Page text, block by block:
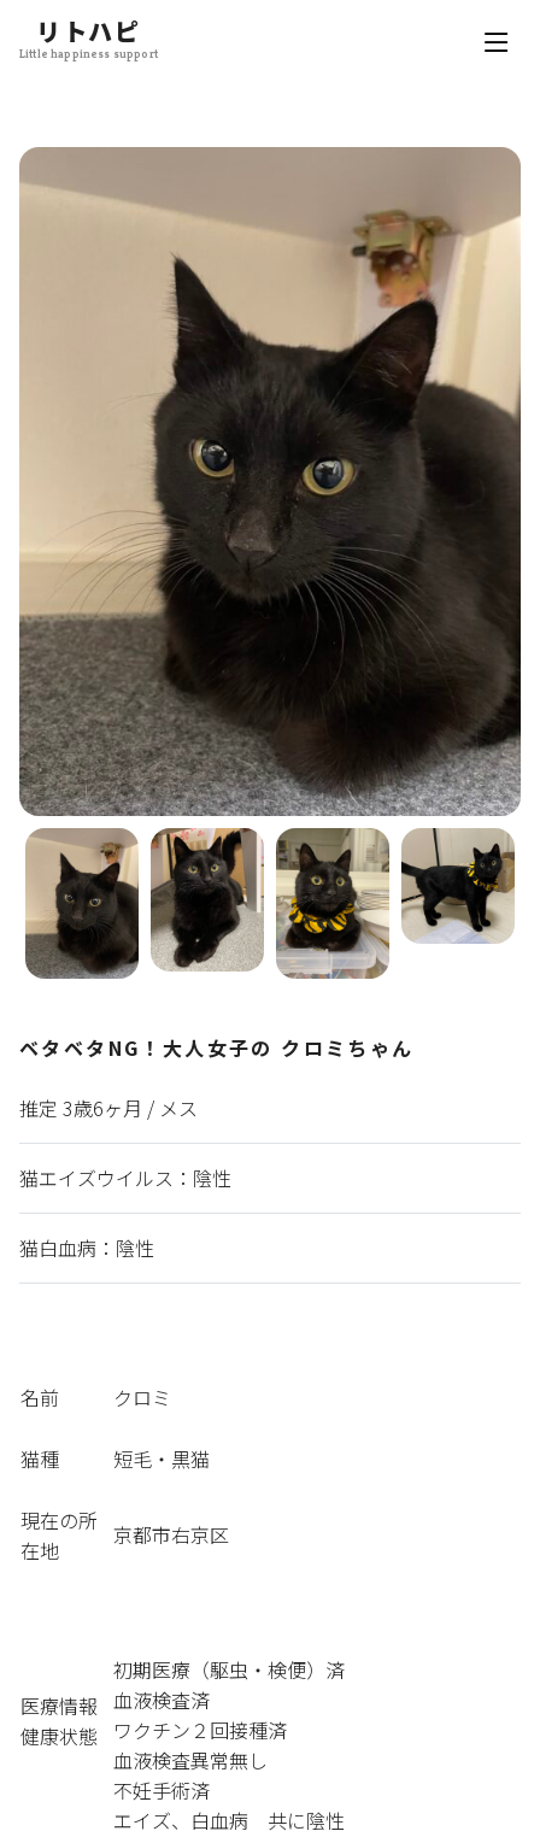
リトハピ
Little happiness support
ベタベタNG！大人女子の クロミちゃん
推定 3歳6ヶ月 / メス
猫エイズウイルス：陰性
猫白血病：陰性
名前 クロミ
猫種 短毛・黒猫
現在の所
在地
京都市右京区
医療情報
健康状態
初期医療（駆虫・検便）済
血液検査済
ワクチン２回接種済
血液検査異常無し
不妊手術済
エイズ、白血病 共に陰性